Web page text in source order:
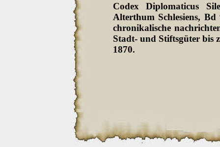
Codex Diplomaticus
Alterthum Schlesiens,
chronikalische
Stadt- und Stiftsgüter bis
1870.